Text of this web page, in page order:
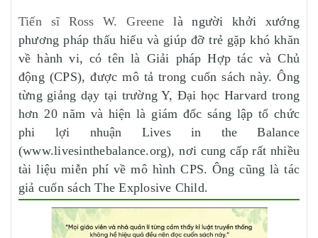
Tiến sĩ Ross W. Greene là người khởi xướng
phương pháp thấu hiểu và giúp đỡ trẻ gặp khó khăn
về hành vi, có tên là Giải pháp Hợp tác và Chủ
động (CPS), được mô tả trong cuốn sách này. Ông
từng giảng dạy tại trường Y, Đại học Harvard trong
hơn 20 năm và hiện là giám đốc sáng lập tổ chức
phi lợi nhuận Lives in the Balance
(www.livesinthebalance.org), nơi cung cấp rất nhiều
tài liệu miễn phí về mô hình CPS. Ông cũng là tác
giả cuốn sách The Explosive Child.